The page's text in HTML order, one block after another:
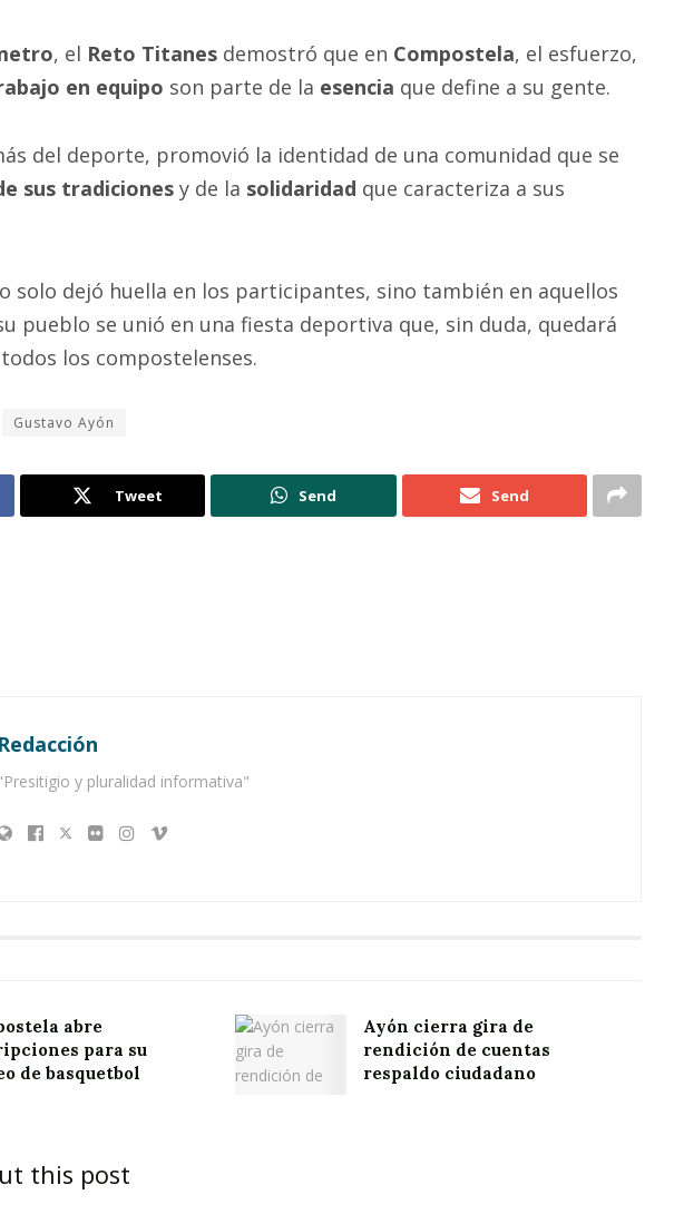
, el Reto Titanes demostró que en Compostela, el esfuerzo,
en equipo son parte de la esencia que define a su gente.
del deporte, promovió la identidad de una comunidad que se
sus tradiciones y de la solidaridad que caracteriza a sus
solo dejó huella en los participantes, sino también en aquellos
pueblo se unió en una fiesta deportiva que, sin duda, quedará
los compostelenses.
Gustavo Ayón
Tweet Send Send
Redacción
y pluralidad informativa"
abre
para su
de basquetbol
Ayón cierra gira de
rendición de cuentas
respaldo ciudadano
this post